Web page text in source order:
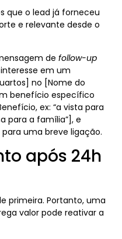
que o lead já forneceu
e relevante desde o
de follow-up
em um
no [Nome do
benefício específico
ex: “a vista para
para a família”], e
uma breve ligação.
após 24h
primeira. Portanto, uma
valor pode reativar a